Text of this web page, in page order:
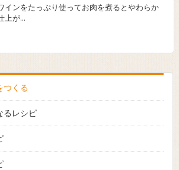
インをたっぷり使ってお肉を煮るとやわらか
上が...
つくる
るレシピ